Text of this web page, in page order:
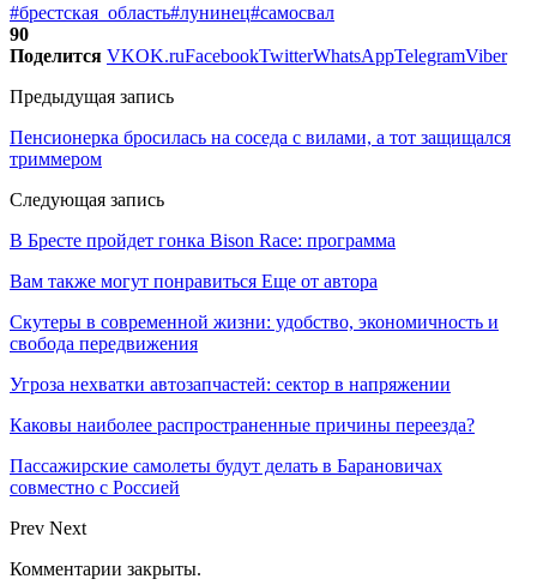
#брестская_область#лунинец#самосвал
90
Поделится VKOK.ruFacebookTwitterWhatsAppTelegramViber
Предыдущая запись
Пенсионерка бросилась на соседа с вилами, а тот защищался
триммером
Следующая запись
В Бресте пройдет гонка Bison Race: программа
Вам также могут понравиться Еще от автора
Скутеры в современной жизни: удобство, экономичность и
свобода передвижения
Угроза нехватки автозапчастей: сектор в напряжении
Каковы наиболее распространенные причины переезда?
Пассажирские самолеты будут делать в Барановичах
совместно с Россией
Prev Next
Комментарии закрыты.